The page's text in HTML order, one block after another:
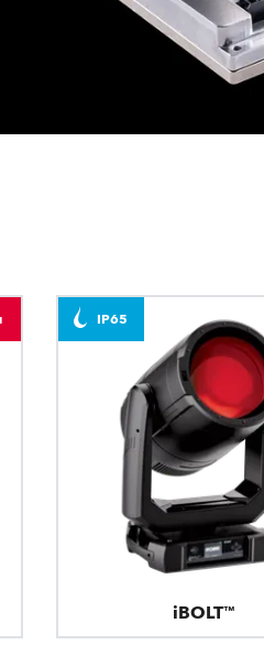
iBOLT™
IP65